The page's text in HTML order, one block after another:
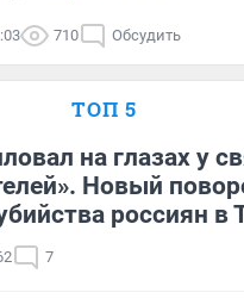
710 Обсудить
ТОП 5
на глазах у
Новый
россиян в
7